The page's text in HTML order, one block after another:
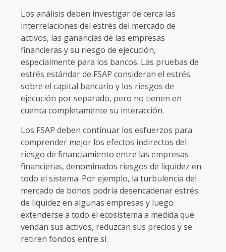
Los análisis deben investigar de cerca las
interrelaciones del estrés del mercado de
activos, las ganancias de las empresas
financieras y su riesgo de ejecución,
especialmente para los bancos. Las pruebas de
estrés estándar de FSAP consideran el estrés
sobre el capital bancario y los riesgos de
ejecución por separado, pero no tienen en
cuenta completamente su interacción.
Los FSAP deben continuar los esfuerzos para
comprender mejor los efectos indirectos del
riesgo de financiamiento entre las empresas
financieras, denominados riesgos de liquidez en
todo el sistema. Por ejemplo, la turbulencia del
mercado de bonos podría desencadenar estrés
de liquidez en algunas empresas y luego
extenderse a todo el ecosistema a medida que
vendan sus activos, reduzcan sus precios y se
retiren fondos entre sí.